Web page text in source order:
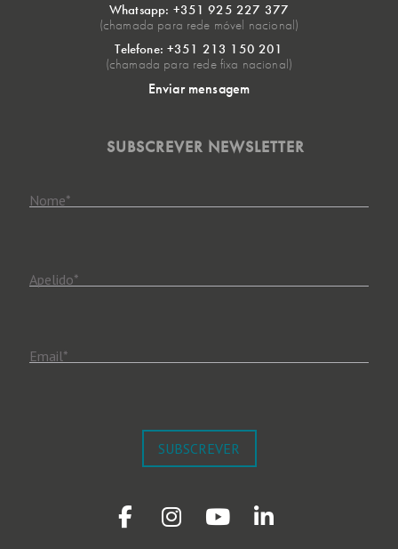
Whatsapp: +351 925 227 377
(chamada para rede móvel nacional)
Telefone: +351 213 150 201
(chamada para rede fixa nacional)
Enviar mensagem
SUBSCREVER NEWSLETTER
Nome*
Apelido*
Email*
SUBSCREVER